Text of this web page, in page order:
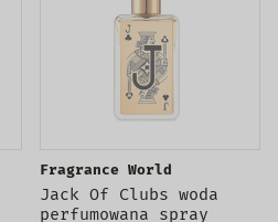
Fragrance World
Jack Of Clubs woda
perfumowana spray